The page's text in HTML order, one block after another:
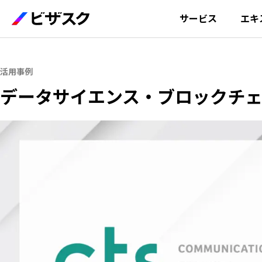
サービス エキ
活用事例
データサイエンス・ブロックチ